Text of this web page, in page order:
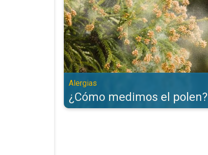
Alergias
¿Cómo medimos el polen?